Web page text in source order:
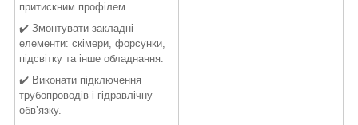
притискним профілем.
✔️ Змонтувати закладні
елементи: скімери, форсунки,
підсвітку та інше обладнання.
✔️ Виконати підключення
трубопроводів і гідравлічну
обв’язку.